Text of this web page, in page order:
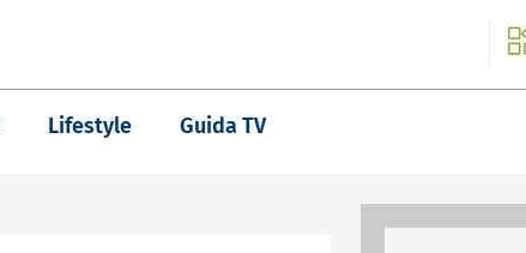
Lifestyle Guida TV